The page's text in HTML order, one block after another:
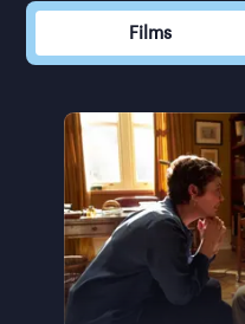
Films